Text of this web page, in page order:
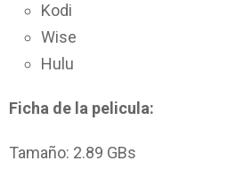
Kodi
Wise
Hulu
Ficha de la pelicula:
Tamaño: 2.89 GBs